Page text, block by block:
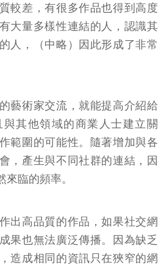
較差，有很多作品也得到高度
大量多樣性連結的人，認識其
人，（中略）因此形成了非常
藝術家交流，就能提高介紹給
其他領域的商業人士建立關
範圍的可能性。隨著增加與各
，產生與不同社群的連結，因
臨的頻率。
出高品質的作品，如果社交網
果也無法廣泛傳播。因為缺乏
造成相同的資訊只在狹窄的網